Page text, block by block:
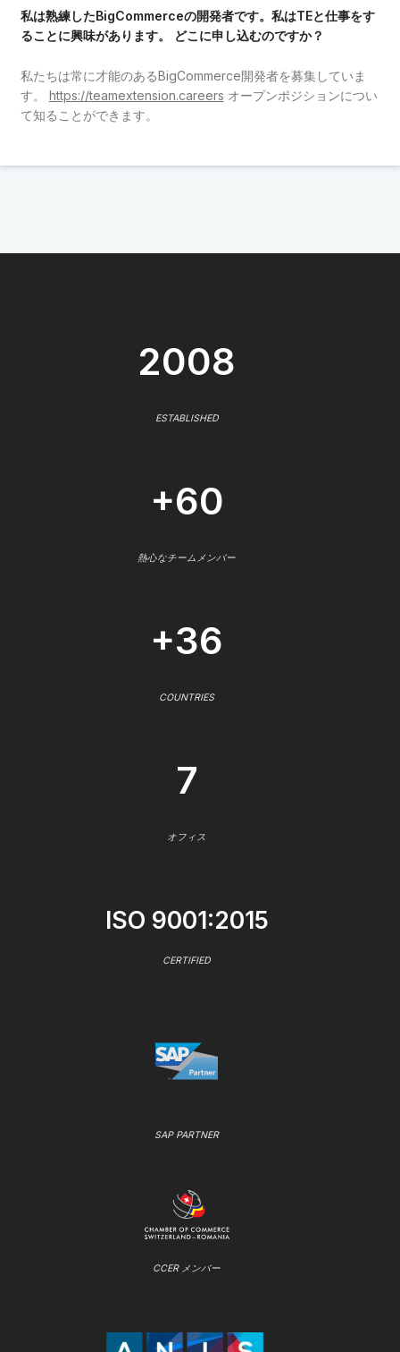
私は熟練したBigCommerceの開発者です。私はTEと仕事をす
ることに興味があります。 どこに申し込むのですか？
私たちは常に才能のあるBigCommerce開発者を募集していま
す。 https://teamextension.careers オープンポジションについ
て知ることができます。
2008
ESTABLISHED
+60
熱心なチームメンバー
+36
COUNTRIES
7
オフィス
ISO 9001:2015
CERTIFIED
SAP PARTNER
CCER メンバー